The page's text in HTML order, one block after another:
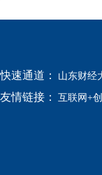
快速通道： 山东财经
友情链接： 互联网+